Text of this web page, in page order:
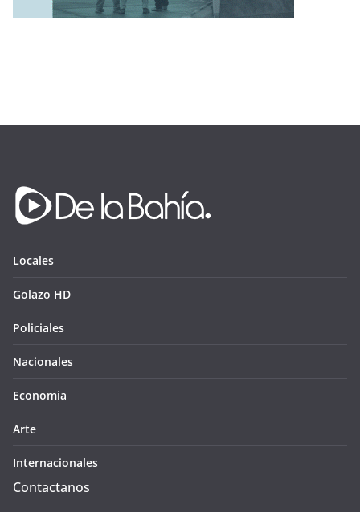
Locales
Golazo HD
Policiales
Nacionales
Economia
Arte
Internacionales
Contactanos